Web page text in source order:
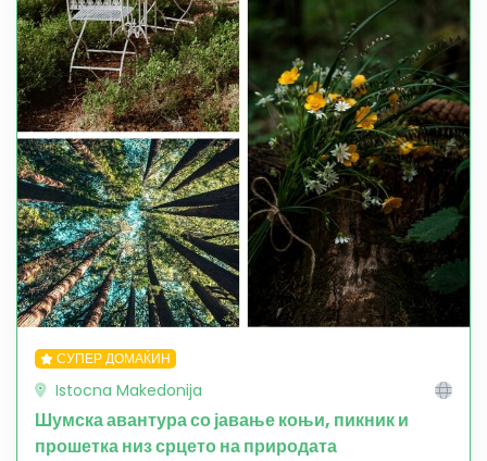
СУПЕР ДОМАЌИН
Istocna Makedonija
Шумска авантура со јавање коњи, пикник и
прошетка низ срцето на природата